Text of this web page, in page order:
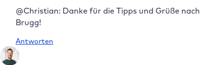
@Christian: Danke für die Tipps und Grüße nach
Brugg!
Antworten